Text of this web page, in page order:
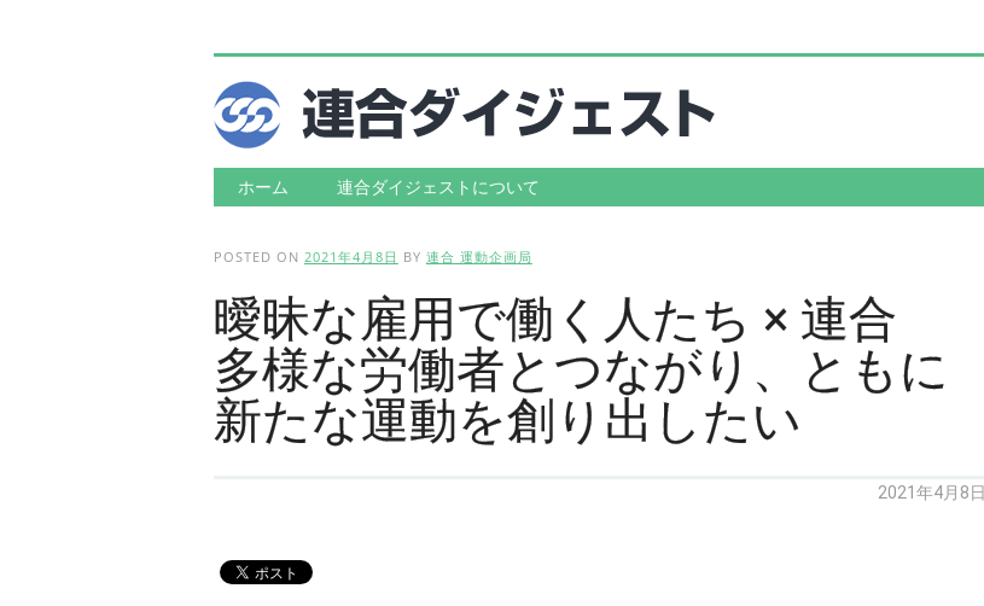
Main menu
Skip to content
ホーム 連合ダイジェストについて
POSTED ON 2021年4月8日 BY 連合 運動企画局
曖昧な雇用で働く人たち × 連合
多様な労働者とつながり、ともに
新たな運動を創り出したい
2021年4月8日